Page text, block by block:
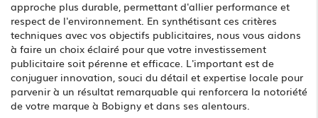
approche plus durable, permettant d'allier performance et
respect de l'environnement. En synthétisant ces critères
techniques avec vos objectifs publicitaires, nous vous aidons
à faire un choix éclairé pour que votre investissement
publicitaire soit pérenne et efficace. L'important est de
conjuguer innovation, souci du détail et expertise locale pour
parvenir à un résultat remarquable qui renforcera la notoriété
de votre marque à Bobigny et dans ses alentours.